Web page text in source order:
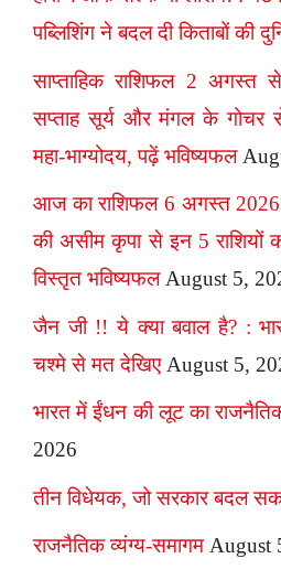
पब्लिशिंग ने बदल दी किताबों की
साप्ताहिक राशिफल 2
सप्ताह सूर्य और मंगल के गोचर से
महा-भाग्योदय, पढ़ें भविष्यफल
आज का राशिफल 6 अगस्त 2026:
की असीम कृपा से इन 5 राशियों
विस्तृत भविष्यफल August 5,
जैन जी !! ये क्या बवाल है? :
चश्मे से मत देखिए August 5,
भारत में ईंधन की लूट का
2026
तीन विधेयक, जो सरकार बदल
राजनैतिक व्यंग्य-समागम August